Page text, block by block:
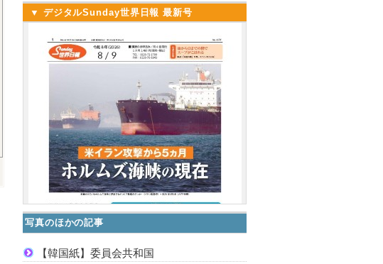
▼ デジタルSunday世界日報 最新号
写真のほかの記事
【韓国紙】委員会共和国